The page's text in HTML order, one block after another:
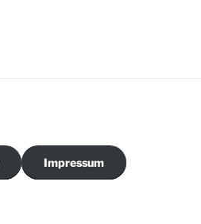
Impressum